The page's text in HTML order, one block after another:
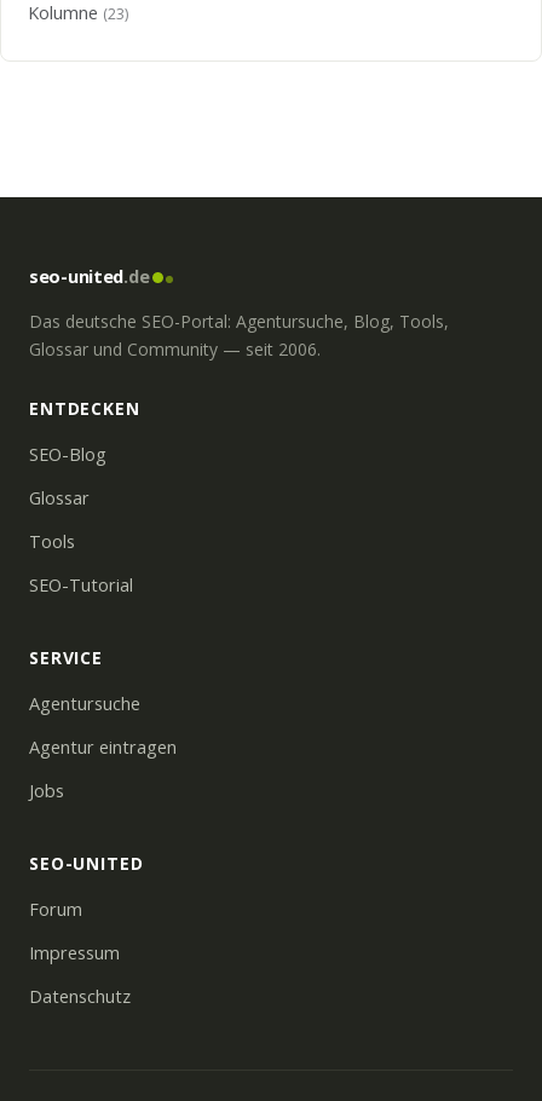
Kolumne (23)
seo-united.de
Das deutsche SEO-Portal: Agentursuche, Blog, Tools,
Glossar und Community — seit 2006.
ENTDECKEN
SEO-Blog
Glossar
Tools
SEO-Tutorial
SERVICE
Agentursuche
Agentur eintragen
Jobs
SEO-UNITED
Forum
Impressum
Datenschutz